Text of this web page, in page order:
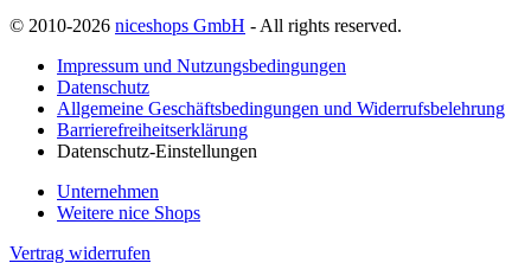
© 2010-2026 niceshops GmbH - All rights reserved.
Impressum und Nutzungsbedingungen
Datenschutz
Allgemeine Geschäftsbedingungen und Widerrufsbelehrung
Barrierefreiheitserklärung
Datenschutz-Einstellungen
Unternehmen
Weitere nice Shops
Vertrag widerrufen